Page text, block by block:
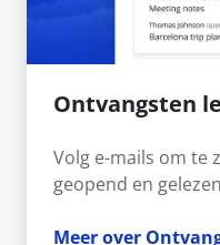
Ontvangsten
Volg e-mails om te
geopend en gelezen
Meer over